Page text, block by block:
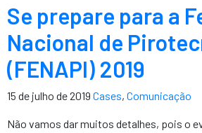
Se prepare para a
Nacional de
(FENAPI) 2019
15 de julho de 2019 Cases, Comunicação
Não vamos dar muitos detalhes, pois o